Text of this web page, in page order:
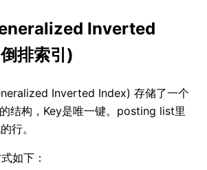
Inverted
排索引)
Inverted Index) 存储了一个
结构，Key是唯一键。posting list里
行。
如下：